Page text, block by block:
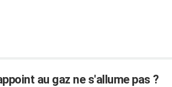
au gaz ne s'allume pas ?